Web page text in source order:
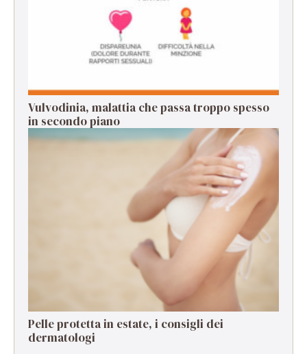
Vulvodinia, malattia che passa troppo spesso
in secondo piano
Pelle protetta in estate, i consigli dei
dermatologi